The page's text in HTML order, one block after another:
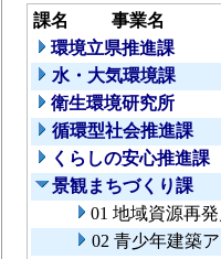
課名
事業名
環境立県推進課
水・大気環境課
衛生環境研究所
循環型社会推進課
くらしの安心推進課
景観まちづくり課
01 地域資源再
02 青少年建築